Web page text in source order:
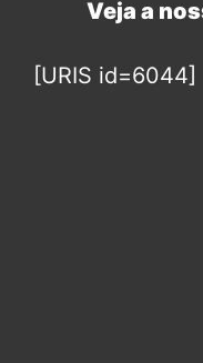
Veja a
[URIS id=6044]